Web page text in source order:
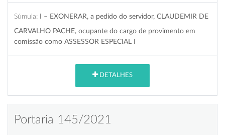
Súmula: I – EXONERAR, a pedido do servidor, CLAUDEMIR DE
CARVALHO PACHE, ocupante do cargo de provimento em
comissão como ASSESSOR ESPECIAL I
DETALHES
Portaria 145/2021